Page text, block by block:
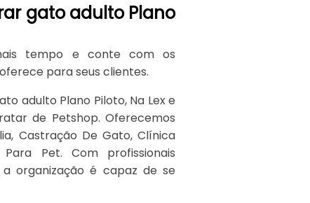
gato adulto Plano
tempo e conte com os
para seus clientes.
adulto Plano Piloto, Na Lex e
de Petshop. Oferecemos
Castração De Gato, Clínica
Pet. Com profissionais
organização é capaz de se